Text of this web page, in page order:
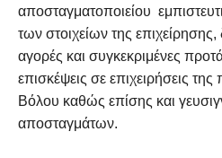
αποσταγματοποιείου
των στοιχείων της επιχείρησης,
αγορές και συγκεκριμένες
επισκέψεις σε επιχειρήσεις
Βόλου καθώς επίσης και
αποσταγμάτων.